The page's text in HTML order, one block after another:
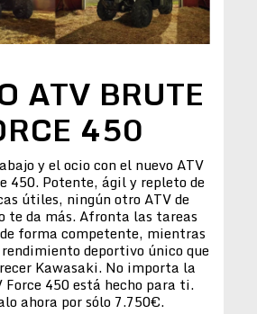
ATV BRUTE
450
y el ocio con el nuevo ATV
450. Potente, ágil y repleto de
útiles, ningún otro ATV de
te da más. Afronta las tareas
forma competente, mientras
deportivo único que
Kawasaki. No importa la
Force 450 está hecho para ti.
ahora por sólo 7.750€.